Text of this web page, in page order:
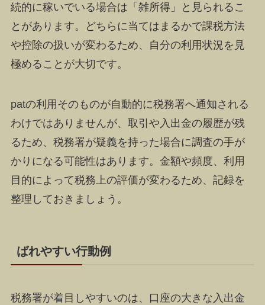
続的に稼いでいる場合は「雑所得」と見られるこ
とがあります。どちらに当てはまるかで課税方法
や控除の扱いが変わるため、自分の利用状況を見
極めることが大切です。
patの利用そのものが自動的に税務署へ通知される
わけではありませんが、取引や入出金の履歴が残
るため、税務署が疑義を持った場合に調査の手が
かりになる可能性はあります。金額や頻度、利用
目的によって税務上の評価が変わるため、記録を
整理しておきましょう。
ばれやすい行動例
税務署が着目しやすいのは、口座の大きな入出金